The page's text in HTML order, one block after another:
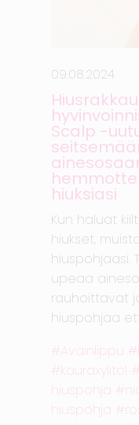
09.08.2024
Scalp -
hiuksiasi
Kun haluat
hiukset,
hiuspohjaasi.
upeaa
rauhoittavat
hiuspohjaa
Avainlippu
kauraxylitol
hiuspohja
hiuspohja